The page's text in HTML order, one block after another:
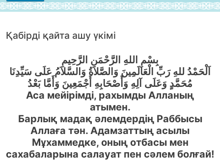
Қабiрдi қайта ашу үкімі
بِسْمِ اللهِ الرَّحْمَنِ الرَّحِيمِ
اَلْحَمْدُ للهِ رَبِّ الْعَالَمِينَ وَالصَّلاَةُ وَالسَّلاَمُ عَلَى سَيِّدِنَا
مُحَمَّدٍ وَعَلَى آلِهِ وَأَصْحَابِهِ أَجْمَعِينَ وَأَمَّا بَعْدُ
Аса мейірімді, рахымды Алланың
атымен.
Барлық мадақ әлемдердің Раббысы
Аллаға тән. Адамзаттың асылы
Мұхаммедке, оның отбасы мен
сахабаларына салауат пен сәлем болғай!